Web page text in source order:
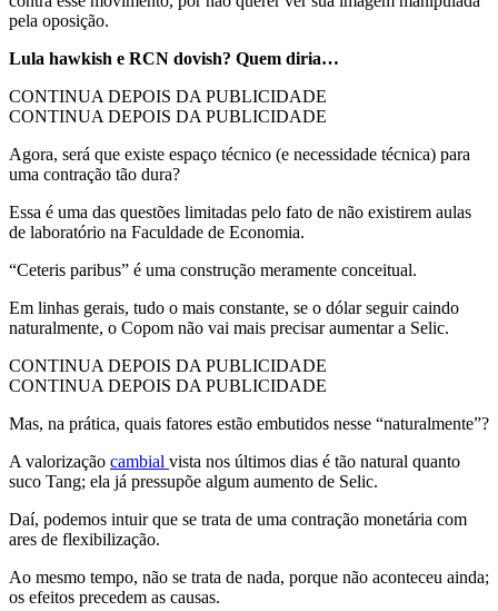
pela oposição.
Lula hawkish e RCN dovish? Quem diria…
CONTINUA DEPOIS DA PUBLICIDADE
CONTINUA DEPOIS DA PUBLICIDADE
Agora, será que existe espaço técnico (e necessidade técnica) para
uma contração tão dura?
Essa é uma das questões limitadas pelo fato de não existirem aulas
de laboratório na Faculdade de Economia.
“Ceteris paribus” é uma construção meramente conceitual.
Em linhas gerais, tudo o mais constante, se o dólar seguir caindo
naturalmente, o Copom não vai mais precisar aumentar a Selic.
CONTINUA DEPOIS DA PUBLICIDADE
CONTINUA DEPOIS DA PUBLICIDADE
Mas, na prática, quais fatores estão embutidos nesse “naturalmente”?
A valorização cambial vista nos últimos dias é tão natural quanto
suco Tang; ela já pressupõe algum aumento de Selic.
Daí, podemos intuir que se trata de uma contração monetária com
ares de flexibilização.
Ao mesmo tempo, não se trata de nada, porque não aconteceu ainda;
os efeitos precedem as causas.